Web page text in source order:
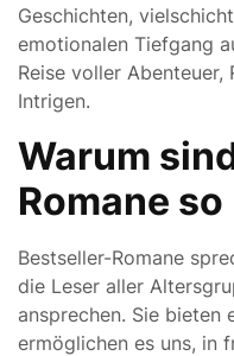
Geschichten,
emotionalen Tiefgang
Reise voller Abenteuer,
Intrigen.
Warum
Romane
Bestseller-Romane
die Leser aller
ansprechen. Sie bieten
ermöglichen es uns, in